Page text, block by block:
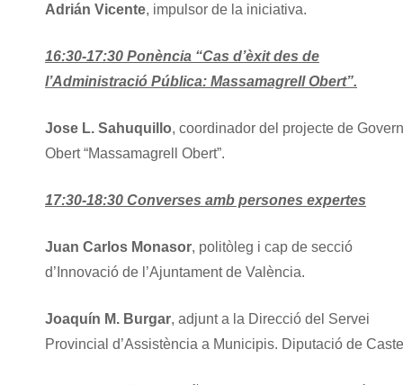
Adrián Vicente, impulsor de la iniciativa.
16:30-17:30 Ponència “Cas d’èxit des de
l’Administració Pública: Massamagrell Obert”.
Jose L. Sahuquillo, coordinador del projecte de Govern
Obert “Massamagrell Obert”.
17:30-18:30 Converses amb persones expertes
Juan Carlos Monasor, politòleg i cap de secció
d’Innovació de l’Ajuntament de València.
Joaquín M. Burgar, adjunt a la Direcció del Servei
Provincial d’Assistència a Municipis. Diputació de